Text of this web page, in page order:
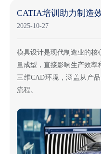
CATIA培训助力制造
2025-10-27
模具设计是现代制造业的核
量成型，直接影响生产效率
三维CAD环境，涵盖从产
流程。